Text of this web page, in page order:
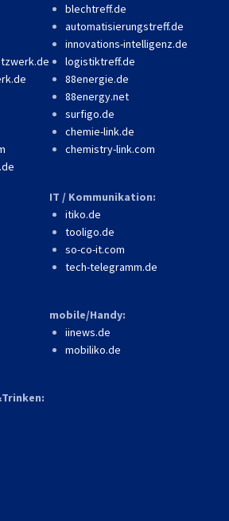
blechtreff.de
automatisierungstreff.de
innovations-intelligenz.de
logistiktreff.de
88energie.de
88energy.net
surfigo.de
chemie-link.de
chemistry-link.com
IT / Kommunikation:
itiko.de
tooligo.de
so-co-it.com
tech-telegramm.de
mobile/Handy:
iinews.de
mobiliko.de